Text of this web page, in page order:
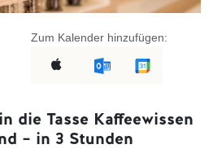
Zum Kalender hinzufügen:
die Tasse Kaffeewissen
– in 3 Stunden